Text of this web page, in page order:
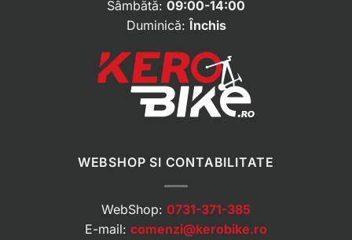
Sâmbătă: 09:00-14:00
Duminică: Închis
WEBSHOP SI CONTABILITATE
WebShop: 0731-371-385
E-mail: comenzi@kerobike.ro